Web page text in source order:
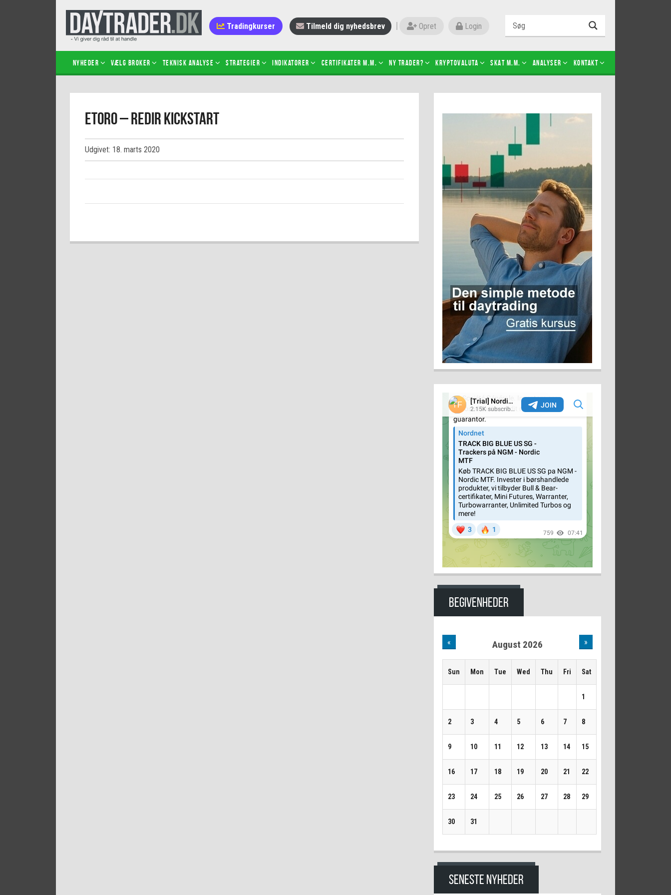
Tradingkurser Tilmeld dig nyhedsbrev Opret Login
Nyheder Vælg broker Teknisk analyse Strategier Indikatorer Certifikater m.m. Ny trader?
Kopiér de bedste tradere og
investorer
Sådan bruges stop-loss
Sådan fungerer BULL & BEAR-
Det betyder de nye ESMA-regler
Gearing af aktier – hvad er det?
Futures-kontrakter
Kopier Jeppe Kirk Bonde
Kryptovaluta SKAT m.m. Analyser Kontakt
etoro – redir kickstart
Udgivet: 18. marts 2020
BEGIVENHEDER
« August 2026 »
Sun Mon Tue Wed Thu Fri Sat
1
2 3 4 5 6 7 8
9 10 11 12 13 14 15
16 17 18 19 20 21 22
23 24 25 26 27 28 29
30 31
SENESTE NYHEDER